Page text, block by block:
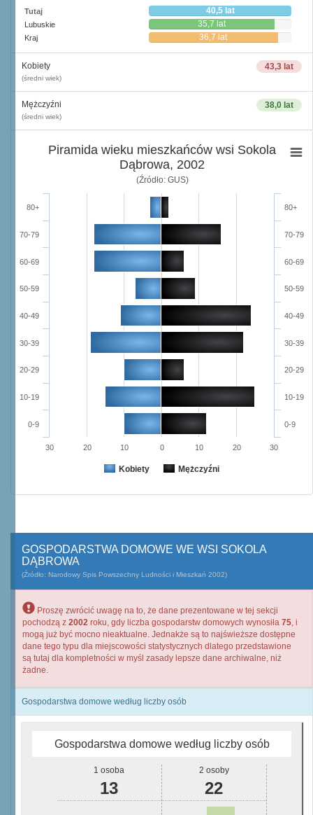
Tutaj 40,5 lat
Lubuskie 35,7 lat
Kraj 36,7 lat
43,3 lat
Kobiety
(średni wiek)
38,0 lat
Mężczyźni
(średni wiek)
Piramida wieku mieszkańców wsi Sokola
Dąbrowa, 2002
(Źródło: GUS)
Kobiety Mężczyźni
0-9
10-19
20-29
30-39
40-49
50-59
60-69
70-79
80+
0-9
10-19
20-29
30-39
40-49
50-59
60-69
70-79
80+
30 20 10 0 10 20 30
GOSPODARSTWA DOMOWE WE WSI SOKOLA
DĄBROWA
(Źródło: Narodowy Spis Powszechny Ludności i Mieszkań 2002)
Proszę zwrócić uwagę na to, że dane prezentowane w tej sekcji
pochodzą z 2002 roku, gdy liczba gospodarstw domowych wynosiła 75, i
mogą już być mocno nieaktualne. Jednakże są to najświeższe dostępne
dane tego typu dla miejscowości statystycznych dlatego przedstawione
są tutaj dla kompletności w myśl zasady lepsze dane archiwalne, niż
żadne.
Gospodarstwa domowe według liczby osób
Gospodarstwa domowe według liczby osób
1 osoba
13
2 osoby
22